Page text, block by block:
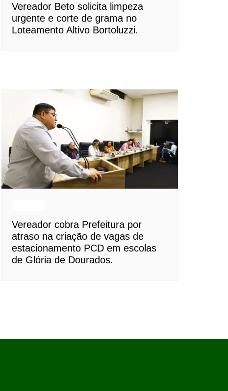
Vereador Beto solicita limpeza
urgente e corte de grama no
Loteamento Altivo Bortoluzzi.
Vereador cobra Prefeitura por
atraso na criação de vagas de
estacionamento PCD em escolas
de Glória de Dourados.